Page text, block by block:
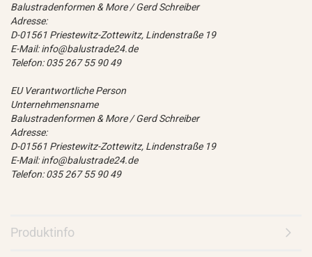
Balustradenformen & More / Gerd Schreiber
Adresse:
D-01561 Priestewitz-Zottewitz, Lindenstraße 19
E-Mail: info@balustrade24.de
Telefon: 035 267 55 90 49
EU Verantwortliche Person
Unternehmensname
Balustradenformen & More / Gerd Schreiber
Adresse:
D-01561 Priestewitz-Zottewitz, Lindenstraße 19
E-Mail: info@balustrade24.de
Telefon: 035 267 55 90 49
Produktinfo